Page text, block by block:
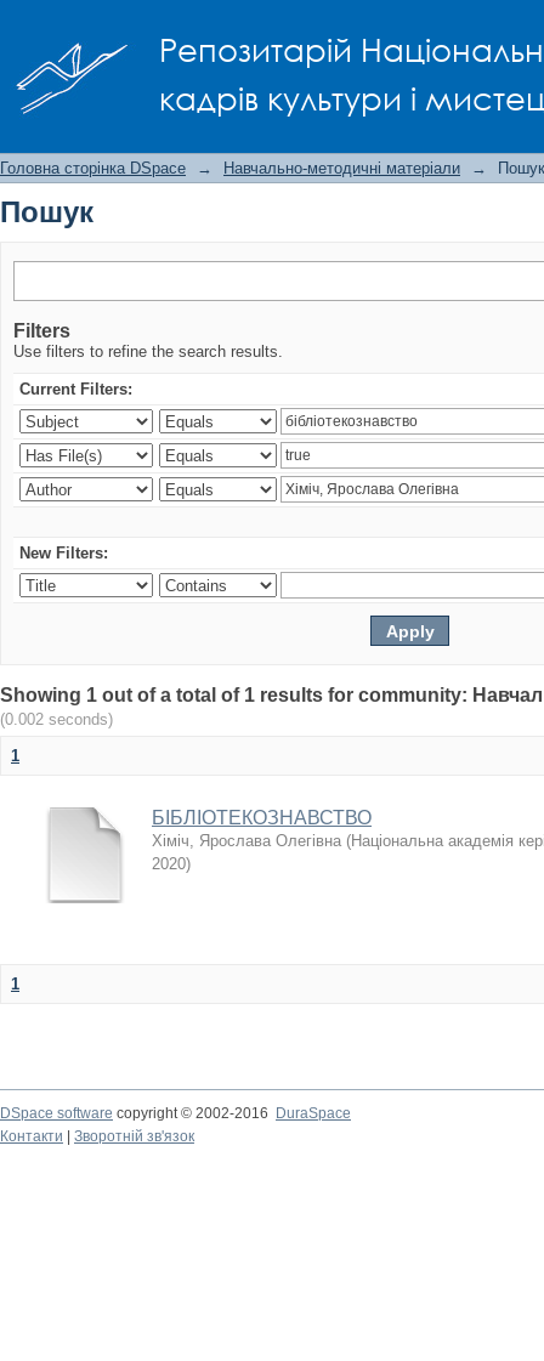
Репозитарій
кадрів культури і
Головна сторінка DSpace → Навчально-методичні матеріали → Пошук
Пошук
Filters
Use filters to refine the search results.
Current Filters:
New Filters:
Showing 1 out of a total of 1 results for community:
(0.002 seconds)
1
БІБЛІОТЕКОЗНАВСТВО
Хіміч, Ярослава Олегівна (Національна академія
2020)
1
DSpace software copyright © 2002-2016
DuraSpace
Контакти
Зворотній зв'язок